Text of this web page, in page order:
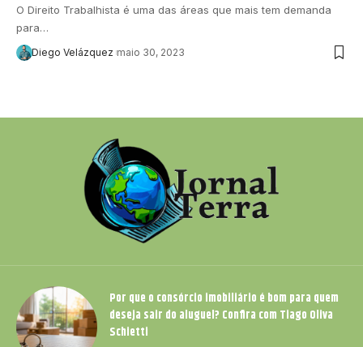
O Direito Trabalhista é uma das áreas que mais tem demanda
para…
Diego Velázquez maio 30, 2023
Por que o consórcio imobiliário é bom para quem
deseja sair do aluguel? Confira com Tiago Oliva
Schietti